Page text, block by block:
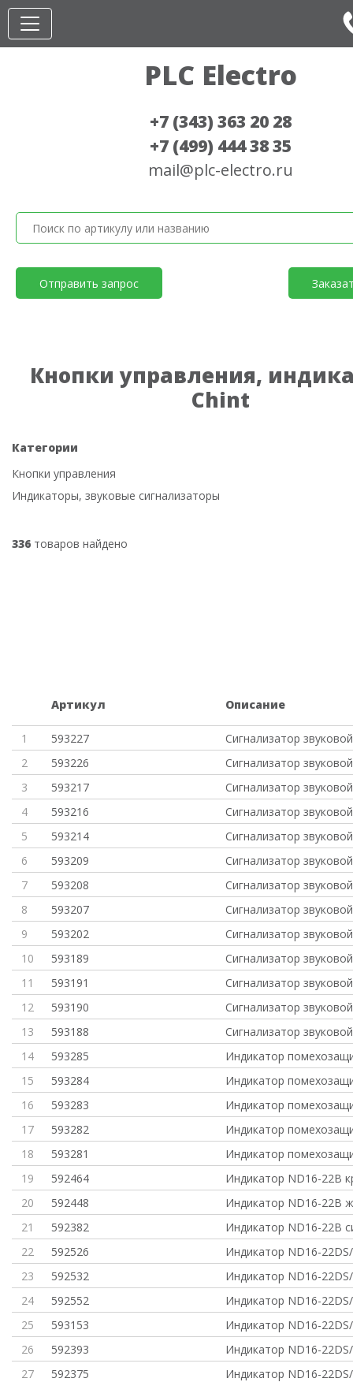
PLC Electro
+7 (343) 363 20 28
+7 (499) 444 38 35
mail@plc-electro.ru
Отправить запрос
Кнопки управления,
Chint
Категории
Кнопки управления
Индикаторы, звуковые сигнализаторы
336 товаров найдено
Артикул Описание
1 593227
Сигнализатор
2
593226
Сигнализатор
3
593217
Сигнализатор
4
593216
Сигнализатор
5
593214
Сигнализатор
6
593209
Сигнализатор
7
593208
Сигнализатор
8
593207
Сигнализатор
9
593202
Сигнализатор
10
593189
Сигнализатор
11
593191
Сигнализатор
12
593190
Сигнализатор
13
593188
Сигнализатор
14
593285
Индикатор
15
593284
Индикатор
16
593283
Индикатор
17
593282
Индикатор
18
593281
Индикатор
19
592464
Индикатор ND16-22B
20
592448
Индикатор ND16-22B
21
592382
Индикатор ND16-22B
22
592526
Индикатор ND16-
23
592532
Индикатор ND16-
24
592552
Индикатор ND16-
25
593153
Индикатор ND16-
26
592393
Индикатор ND16-
27
592375
Индикатор ND16-